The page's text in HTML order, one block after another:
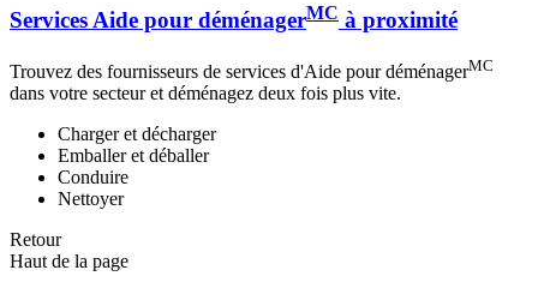
Services Aide pour déménagerMC à proximité
Trouvez des fournisseurs de services d'Aide pour déménagerMC
dans votre secteur et déménagez deux fois plus vite.
Charger et décharger
Emballer et déballer
Conduire
Nettoyer
Retour
Haut de la page